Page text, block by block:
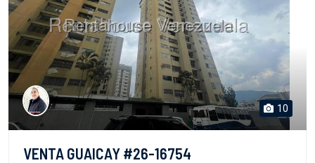
10
VENTA GUAICAY #26-16754